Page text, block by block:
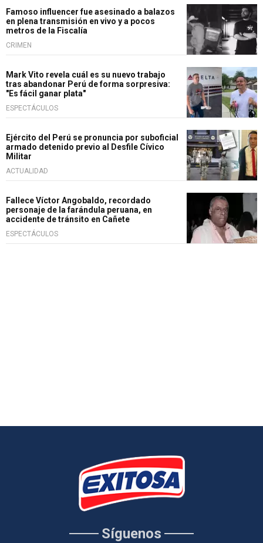
Famoso influencer fue asesinado a balazos
en plena transmisión en vivo y a pocos
metros de la Fiscalía
CRIMEN
Mark Vito revela cuál es su nuevo trabajo
tras abandonar Perú de forma sorpresiva:
"Es fácil ganar plata"
ESPECTÁCULOS
Ejército del Perú se pronuncia por suboficial
armado detenido previo al Desfile Cívico
Militar
ACTUALIDAD
Fallece Víctor Angobaldo, recordado
personaje de la farándula peruana, en
accidente de tránsito en Cañete
ESPECTÁCULOS
Síguenos